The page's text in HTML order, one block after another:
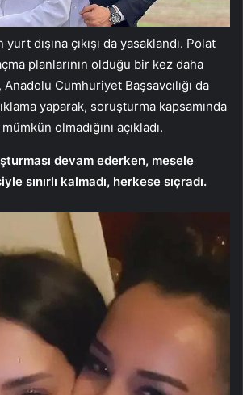
dışına çıkışı da yasaklandı. Polat
planlarının olduğu bir kez daha
Cumhuriyet Başsavcılığı da
yaparak, soruşturma kapsamında
olmadığını açıkladı.
devam ederken, mesele
sınırlı kalmadı, herkese sıçradı.